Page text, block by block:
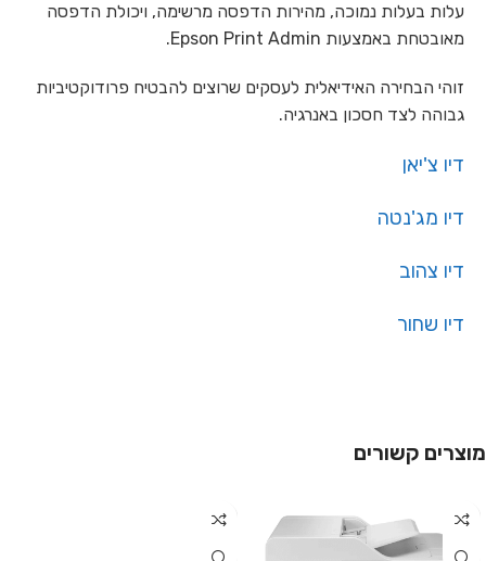
עלות בעלות נמוכה, מהירות הדפסה מרשימה, ויכולת הדפסה
מאובטחת באמצעות Epson Print Admin.
זוהי הבחירה האידיאלית לעסקים שרוצים להבטיח פרודוקטיביות
גבוהה לצד חסכון באנרגיה.
דיו צ'יאן
דיו מג'נטה
דיו צהוב
דיו שחור
מוצרים קשורים